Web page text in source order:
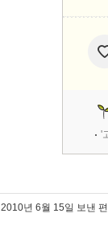
'
2010년 6월 15일 보낸